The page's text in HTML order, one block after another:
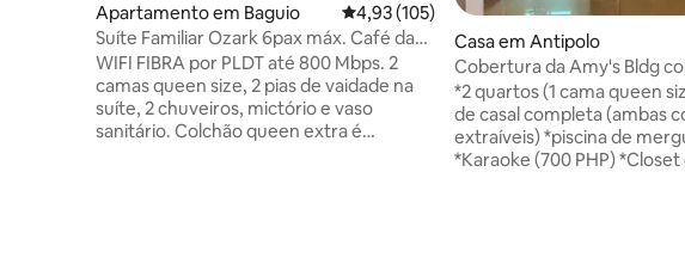
Apartamento em Baguio Classificação média de 4,93 em 5 estrelas,
4,93 (105)
Suíte Familiar Ozark 6pax máx. Café da
manhã incluso.
WIFI FIBRA por PLDT até 800 Mbps. 2
camas queen size, 2 pias de vaidade na
suíte, 2 chuveiros, mictório e vaso
sanitário. Colchão queen extra é
Casa em Antipolo
Cobertura da Amy's Bldg
a Grande Manila
*2 quartos (1 cama queen
de casal completa (ambas
extraíveis) *piscina de
*Karaoke (700 PHP) *Closet com espelho